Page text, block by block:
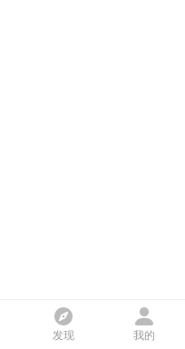
发现 我的